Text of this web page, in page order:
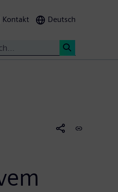
Kontakt Deutsch